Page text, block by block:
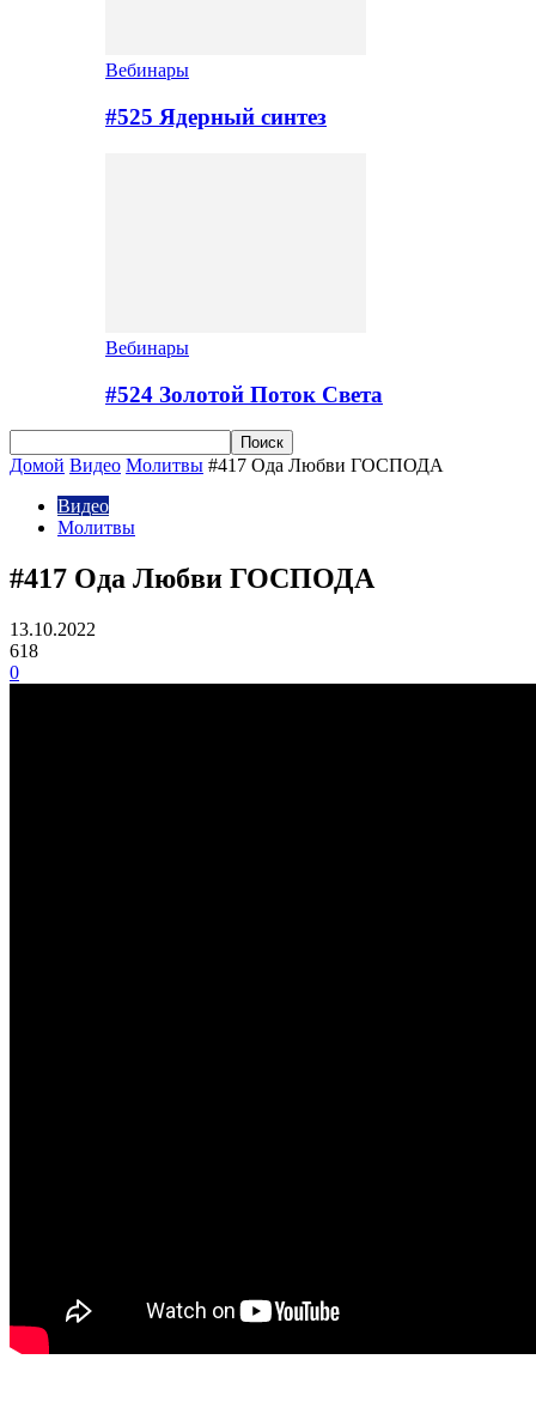
Вебинары
#525 Ядерный синтез
Вебинары
#524 Золотой Поток Cвета
Домой Видео Молитвы #417 Ода Любви ГОСПОДА
Видео
Молитвы
#417 Ода Любви ГОСПОДА
13.10.2022
618
0